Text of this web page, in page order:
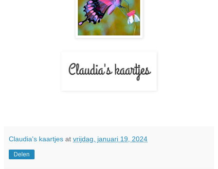
Claudia's kaartjes at vrijdag, januari 19, 2024
Delen